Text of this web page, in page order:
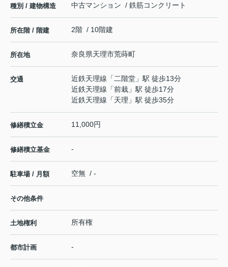
種別 / 建物構造 中古マンション / 鉄筋コンクリート
所在階 / 階建 2階 / 10階建
所在地 奈良県天理市荒蒔町
交通 近鉄天理線 「 二階堂 」駅 徒歩13分
近鉄天理線 「前栽 」駅 徒歩17分
近鉄天理線 「天理 」駅 徒歩35分
修繕積立金 11,000円
修繕積立基金 -
駐車場 / 月額 空無 / -
その他条件
土地権利 所有権
都市計画 -